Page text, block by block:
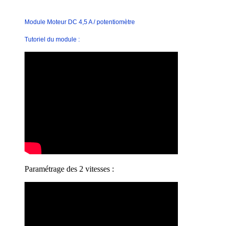
Module Moteur DC 4,5 A / potentiomètre
Tutoriel du module :
Paramétrage des 2 vitesses :